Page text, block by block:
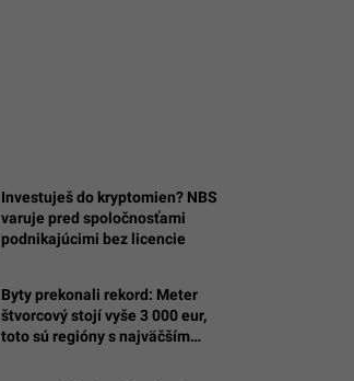
Investuješ do kryptomien? NBS
varuje pred spoločnosťami
podnikajúcimi bez licencie
Byty prekonali rekord: Meter
štvorcový stojí vyše 3 000 eur,
toto sú regióny s najväčším